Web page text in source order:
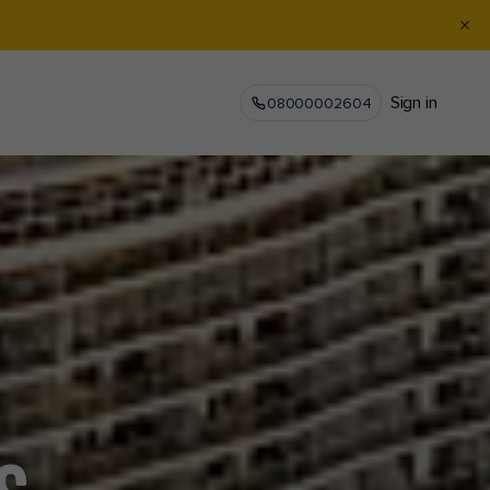
08000002604 Sign in